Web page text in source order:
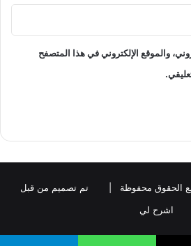
والموقع الإلكتروني في هذا المتصفح
تم تصميم من قبل
اشرح لي